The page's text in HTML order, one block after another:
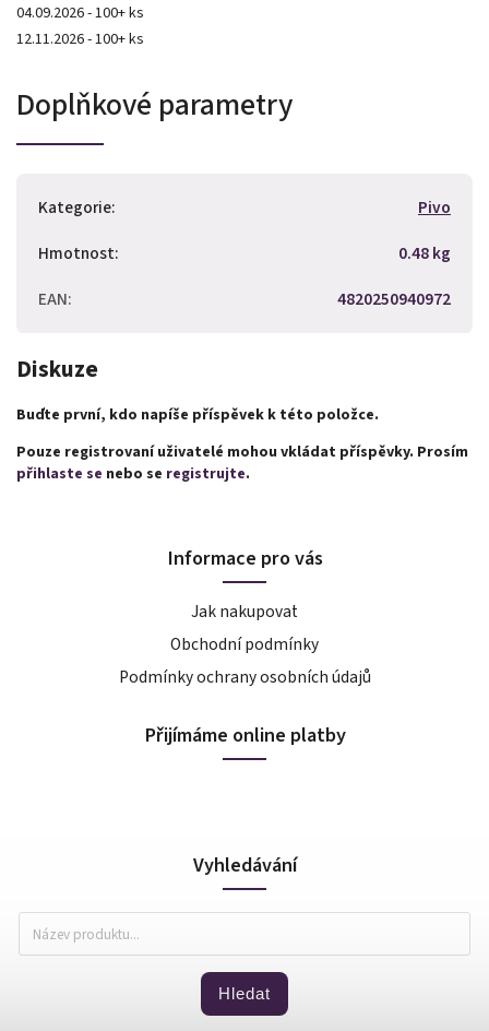
04.09.2026 - 100+ ks
12.11.2026 - 100+ ks
Doplňkové parametry
Kategorie:
Pivo
Hmotnost:
0.48 kg
EAN: 4820250940972
Diskuze
Buďte první, kdo napíše příspěvek k této položce.
Pouze registrovaní uživatelé mohou vkládat příspěvky. Prosím
přihlaste se nebo se registrujte.
Informace pro vás
Jak nakupovat
Obchodní podmínky
Podmínky ochrany osobních údajů
Přijímáme online platby
Vyhledávání
Hledat